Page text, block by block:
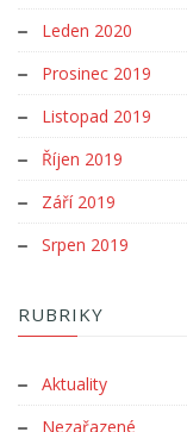
Leden 2020
Prosinec 2019
Listopad 2019
Říjen 2019
Září 2019
Srpen 2019
RUBRIKY
Aktuality
Nezařazené